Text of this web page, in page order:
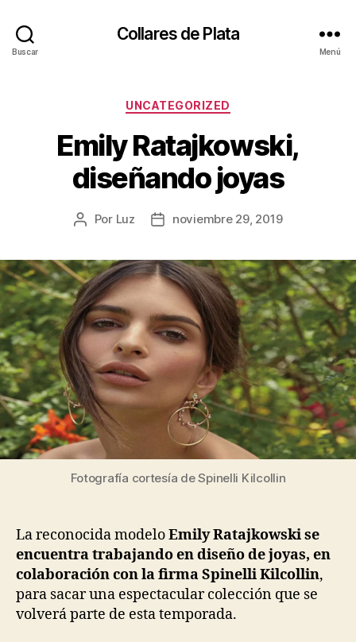
Buscar
Collares de Plata
Menú
Categorías
UNCATEGORIZED
Emily Ratajkowski,
diseñando joyas
Autor
entrada
Por Luz
Fecha
entrada
noviembre 29, 2019
Fotografía cortesía de Spinelli Kilcollin
La reconocida modeloEmily Ratajkowski se
encuentra trabajando en diseño de joyas, en
colaboración con la firma Spinelli Kilcollin,
para sacar una espectacular colección que se
volverá parte de esta temporada.